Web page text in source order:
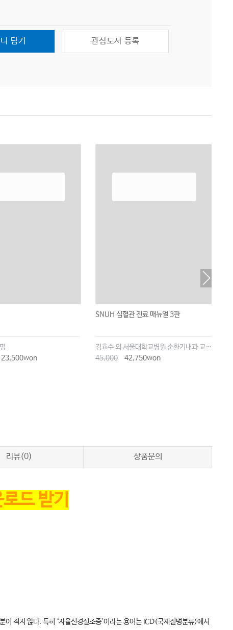
담기 관심도서 등록
SNUH 심혈관 진료 매뉴얼 3판
김효수 외 서울대학교병원 순환기내과 교수진
45,000
42,750won
리뷰(0) 상품문의
드 받기
적지 않다. 특히 ‘자율신경실조증’이라는 용어는 ICD(국제질병분류)에서